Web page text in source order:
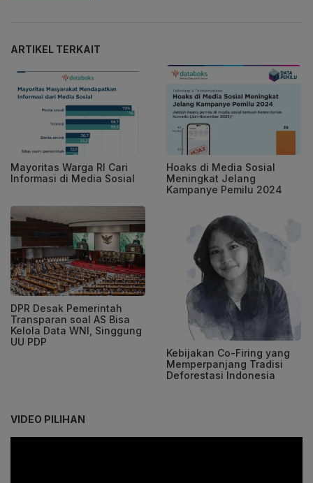
ARTIKEL TERKAIT
Mayoritas Warga RI Cari
Informasi di Media Sosial
Hoaks di Media Sosial
Meningkat Jelang
Kampanye Pemilu 2024
DPR Desak Pemerintah
Transparan soal AS Bisa
Kelola Data WNI, Singgung
UU PDP
Kebijakan Co-Firing yang
Memperpanjang Tradisi
Deforestasi Indonesia
VIDEO PILIHAN